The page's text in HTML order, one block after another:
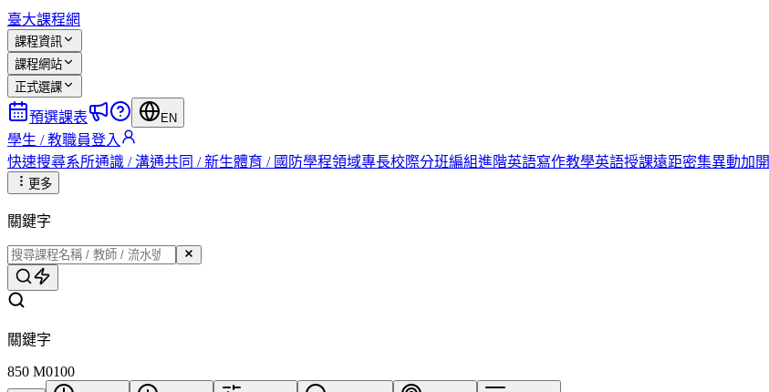
臺大課程網
課程資訊
課程網站
正式選課
預選課表 EN
學生 / 教職員登入
快速搜尋系所通識 / 溝通共同 / 新生體育 / 國防學程領域專長校際分班編組進階英語寫作教學英語授課遠距密集異動加開
更多
關鍵字
關鍵字
850 M0100